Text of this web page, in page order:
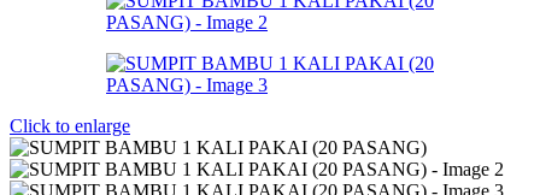
Click to enlarge